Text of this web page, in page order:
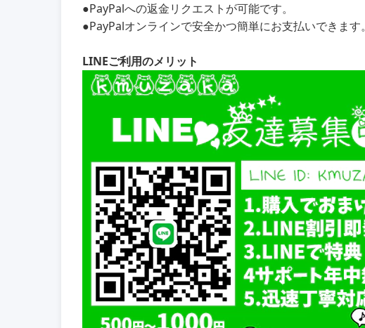
●PayPalへの返金リクエストが可能です。
●PayPalオンラインで安全かつ簡単にお支払いできます。
LINEご利用のメリット